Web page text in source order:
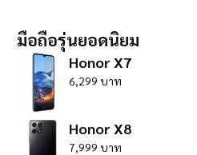
มือถือรุ่นยอดนิยม
Honor X7
6,299 บาท
Honor X8
7,999 บาท